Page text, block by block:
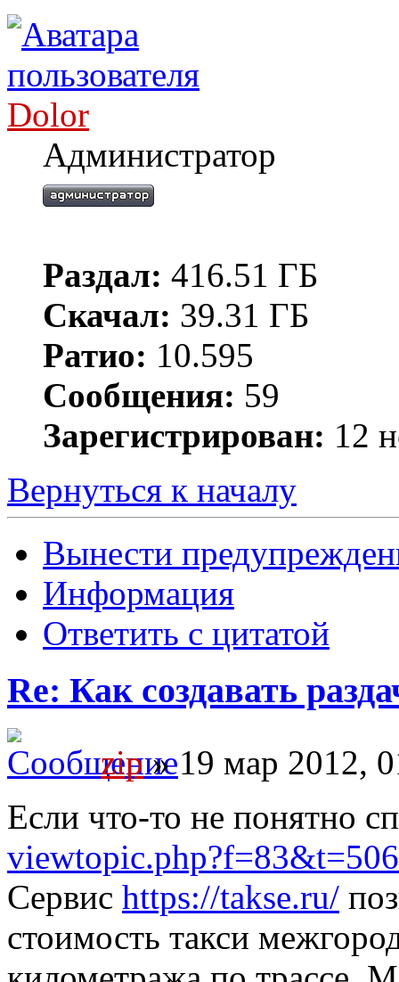
Dolor
Администратор
Раздал: 416.51 ГБ
Скачал: 39.31 ГБ
Ратио: 10.595
Сообщения: 59
Зарегистрирован: 12
Вернуться к началу
Вынести
Информация
Ответить с цитатой
Re: Как создавать
zip» 19 мар 2012,
Если что-то не понятно
viewtopic.php?f=83&t=506
Сервис https://takse.ru/
стоимость такси